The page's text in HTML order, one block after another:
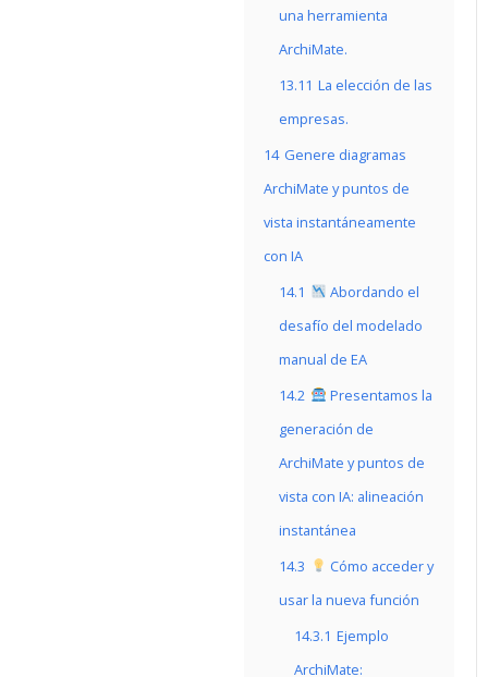
una herramienta
ArchiMate.
13.11 La elección de las
empresas.
14 Genere diagramas
ArchiMate y puntos de
vista instantáneamente
con IA
14.1
Abordando el
desafío del modelado
manual de EA
14.2
Presentamos la
generación de
ArchiMate y puntos de
vista con IA: alineación
instantánea
14.3
Cómo acceder y
usar la nueva función
14.3.1 Ejemplo
ArchiMate: